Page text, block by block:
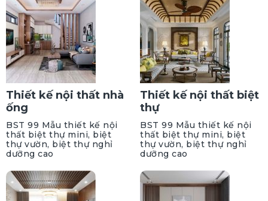
Thiết kế nội thất nhà
ống
BST 99 Mẫu thiết kế nội
thất biệt thự mini, biệt
thự vườn, biệt thự nghỉ
dưỡng cao
Thiết kế nội thất biệt
thự
BST 99 Mẫu thiết kế nội
thất biệt thự mini, biệt
thự vườn, biệt thự nghỉ
dưỡng cao